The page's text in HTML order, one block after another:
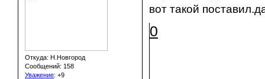
Откуда: Н.Новгород
Сообщений: 158
Уважение: +9
вот такой
0